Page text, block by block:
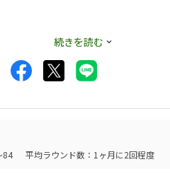
続きを読む
84
平均ラウンド数：1ヶ月に2回程度